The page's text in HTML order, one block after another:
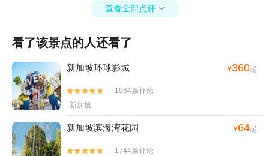
查看全部点评 
看了该景点的人还看了
新加坡环球影城 ¥360起


1964条评论
新加坡
新加坡滨海湾花园 ¥64起


1744条评论